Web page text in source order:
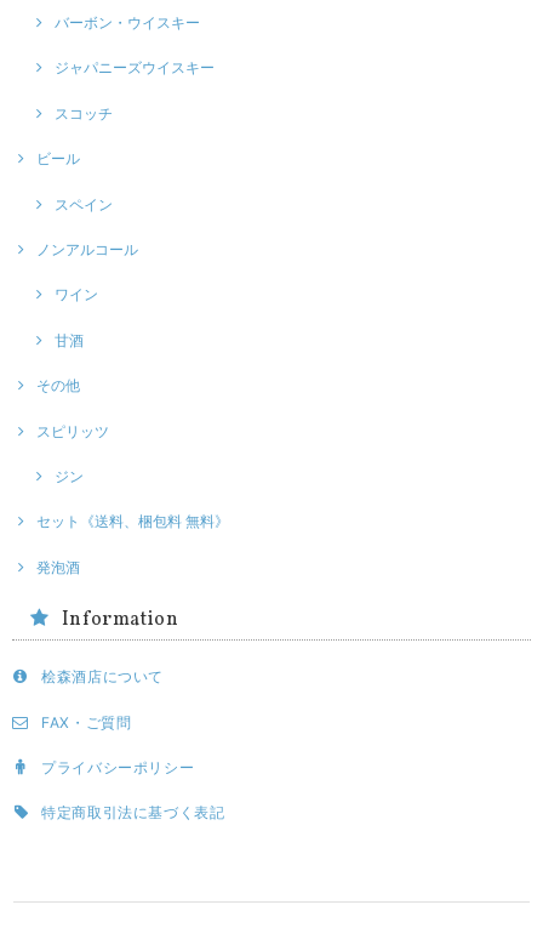
バーボン・ウイスキー
ジャパニーズウイスキー
スコッチ
ビール
スペイン
ノンアルコール
ワイン
甘酒
その他
スピリッツ
ジン
セット《送料、梱包料 無料》
発泡酒
Information
桧森酒店について
FAX・ご質問
プライバシーポリシー
特定商取引法に基づく表記